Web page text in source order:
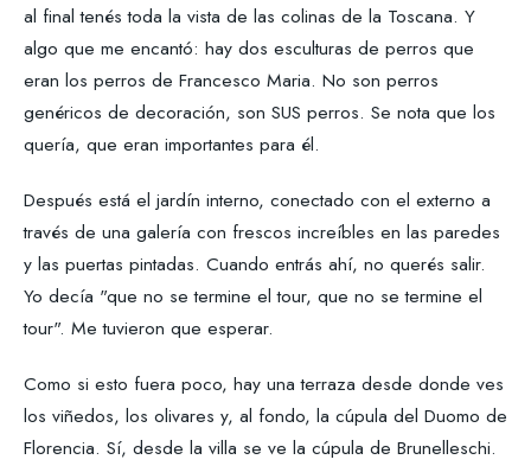
al final tenés toda la vista de las colinas de la Toscana. Y
algo que me encantó: hay dos esculturas de perros que
eran los perros de Francesco Maria. No son perros
genéricos de decoración, son SUS perros. Se nota que los
quería, que eran importantes para él.
Después está el jardín interno, conectado con el externo a
través de una galería con frescos increíbles en las paredes
y las puertas pintadas. Cuando entrás ahí, no querés salir.
Yo decía "que no se termine el tour, que no se termine el
tour". Me tuvieron que esperar.
Como si esto fuera poco, hay una terraza desde donde ves
los viñedos, los olivares y, al fondo, la cúpula del Duomo de
Florencia. Sí, desde la villa se ve la cúpula de Brunelleschi.